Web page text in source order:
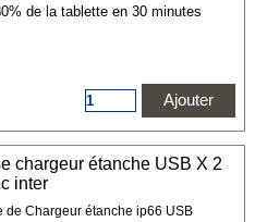
de la tablette en 30 minutes
Ajouter
chargeur étanche USB X 2
inter
de Chargeur étanche ip66 USB